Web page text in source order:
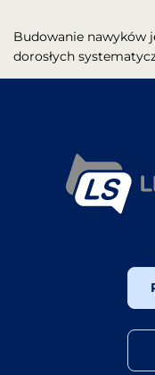
Budowanie nawyków
dorosłych